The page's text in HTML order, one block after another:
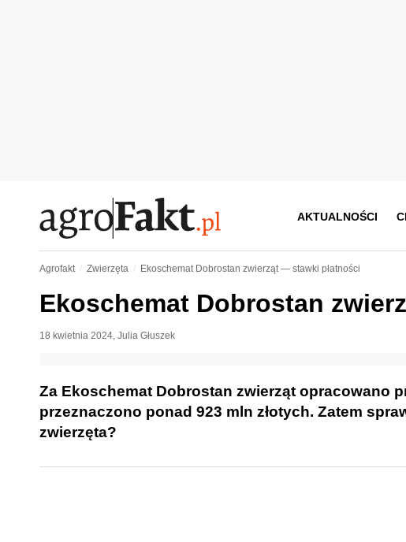
AKTUALNOŚCI
Agrofakt Zwierzęta Ekoschemat Dobrostan zwierząt — stawki płatności
Ekoschemat Dobrostan
18 kwietnia 2024, Julia Głuszek
Za Ekoschemat Dobrostan zwierząt opracowano
przeznaczono ponad 923 mln złotych. Zatem
zwierzęta?